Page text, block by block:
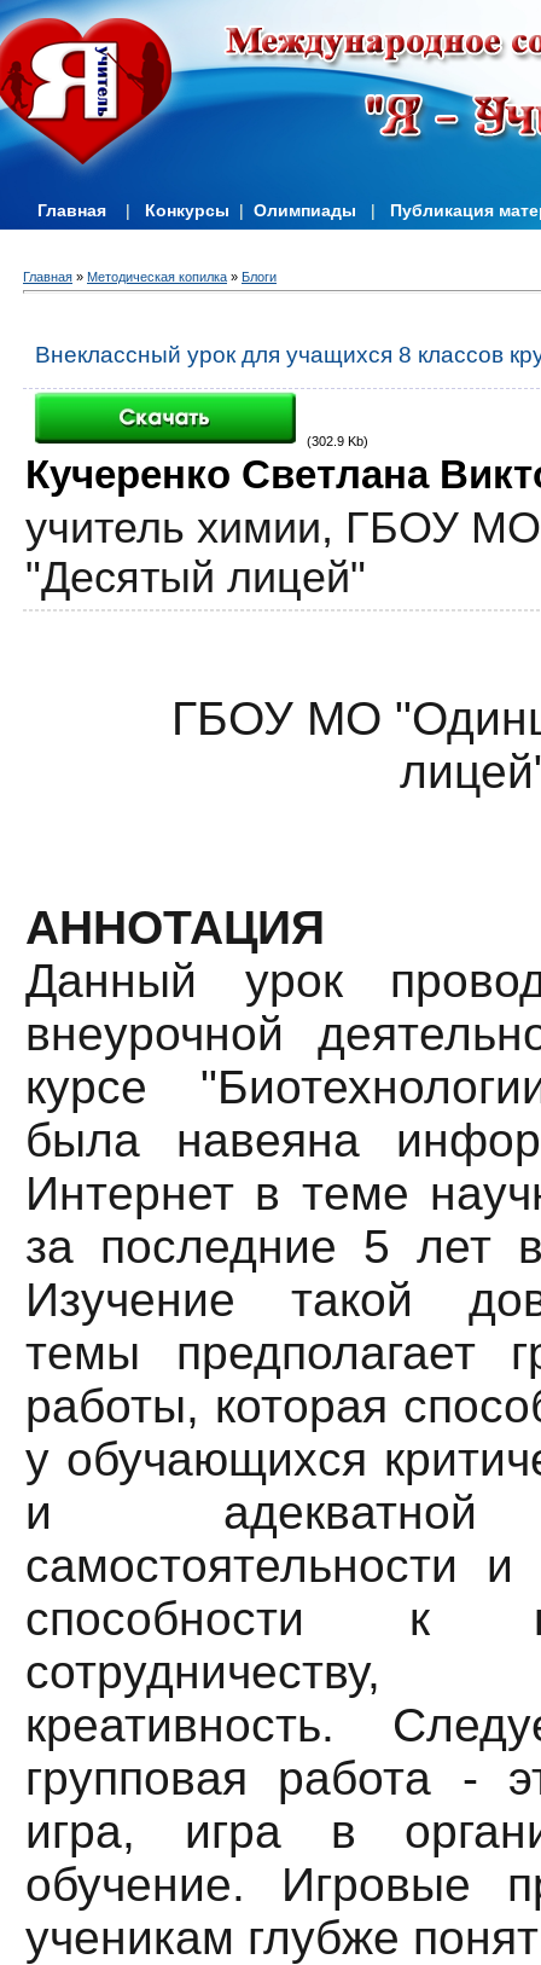
Главная | Конкурсы | Олимпиады | Публикация
Главная » Методическая копилка » Блоги
Внеклассный урок для учащихся 8 классов
(302.9 Kb)
Кучеренко Светлана
учитель химии, ГБОУ МО
"Десятый лицей"
ГБОУ МО
АННОТАЦИЯ
Данный урок
внеурочной
курсе
была навеяна
Интернет в теме
за последние 5 лет
Изучение такой
темы предполагает
работы, которая
у обучающихся
и адекватной
самостоятельности и
способности к
креативность.
групповая работа -
игра, игра в
обучение. Игровые
ученикам глубже